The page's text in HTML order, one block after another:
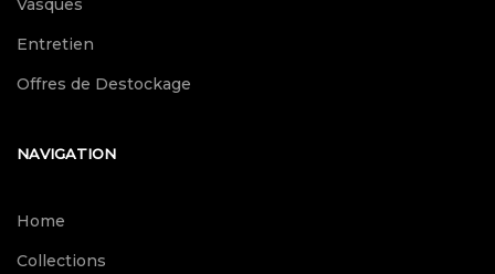
Entretien
Offres de Destockage
NAVIGATION
Home
Collections